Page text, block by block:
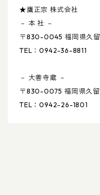
★鷹正宗 株式会社
－ 本 社 －
〒830-0045 福岡県久留
TEL：0942-36-8811
－ 大善寺蔵 －
〒830-0075 福岡県久
TEL：0942-26-1801